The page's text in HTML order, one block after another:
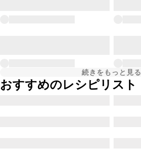
続きをもっと見る
おすすめのレシピリスト